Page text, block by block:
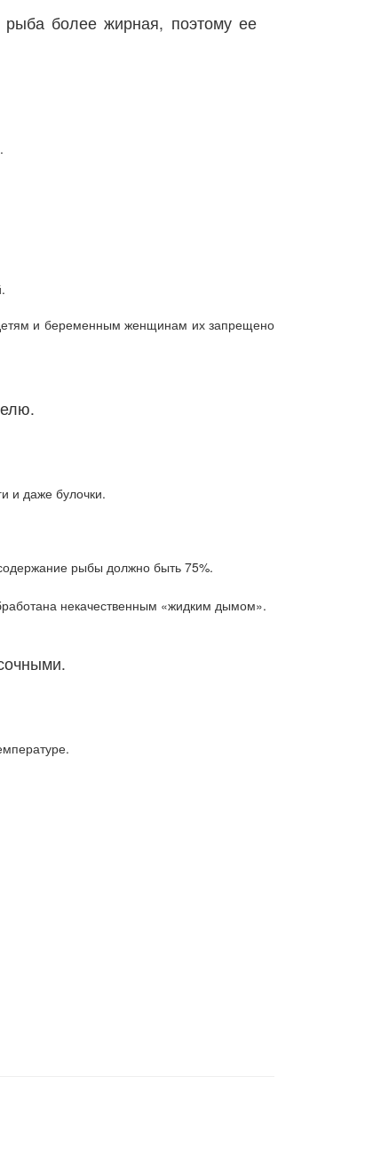
более жирная, поэтому ее
и беременным женщинам их запрещено
и даже булочки.
рыбы должно быть 75%.
некачественным «жидким дымом».